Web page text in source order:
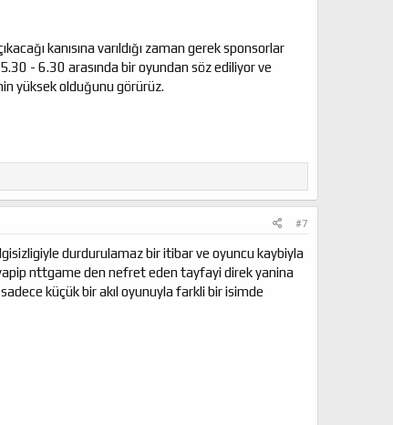
kanısına varıldığı zaman gerek sponsorlar
- 6.30 arasında bir oyundan söz ediliyor ve
yüksek olduğunu görürüz.
#7
durdurulamaz bir itibar ve oyuncu kaybiyla
nttgame den nefret eden tayfayi direk yanina
küçük bir akıl oyunuyla farkli bir isimde